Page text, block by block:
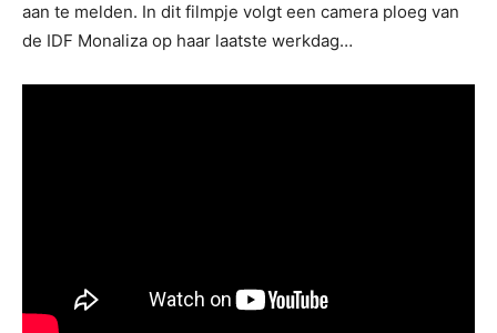
aan te melden. In dit filmpje volgt een camera ploeg van
de IDF Monaliza op haar laatste werkdag…